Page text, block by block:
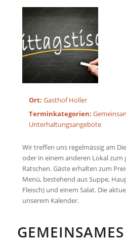
Ort: Gasthof Holler
Terminkategorien:
Unterhaltungsangebote
Wir treffen uns regelmässig am
oder in einem anderen Lokal zum
Ratschen. Gäste erhalten zum
Menü, bestehend aus Suppe,
Fleisch) und einem Salat. Die
unserem Kalender.
GEMEINSAMES